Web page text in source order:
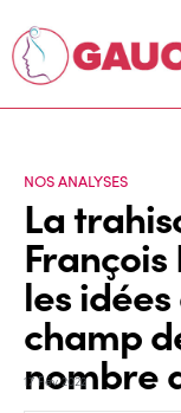
NOS ANALYSES
La
les
champ
nombre
17 Fév 2022